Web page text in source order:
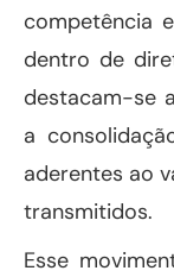
competência
dentro de
destacam-se
a
aderentes ao
transmitidos.
Esse